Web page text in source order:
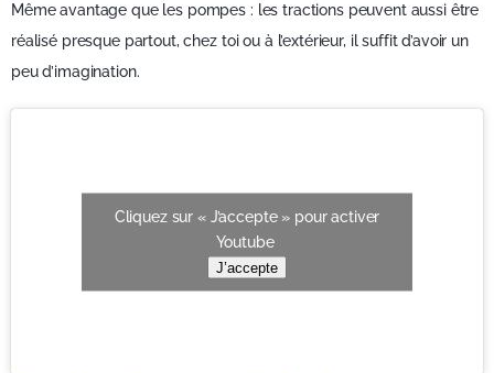
Même avantage que les pompes : les tractions peuvent aussi être
réalisé presque partout, chez toi ou à l’extérieur, il suffit d’avoir un
peu d’imagination.
Cliquez sur « J’accepte » pour activer
Youtube
J’accepte